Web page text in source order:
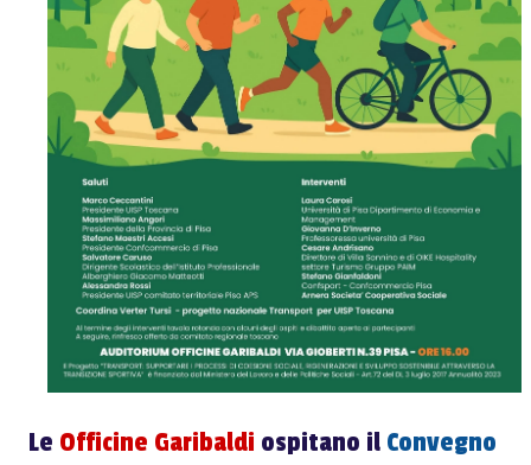
Le Officine Garibaldi ospitano il Convegno